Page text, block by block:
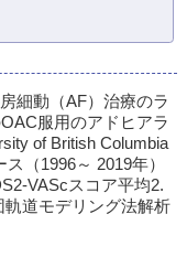
細動（AF）治療のラ
服用のアドヒアラ
of British Columbia
（1996～ 2019年）
VAScスコア平均2.
道モデリング法解析